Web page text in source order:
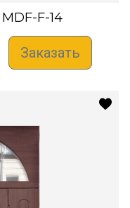
MDF-F-14
Заказать